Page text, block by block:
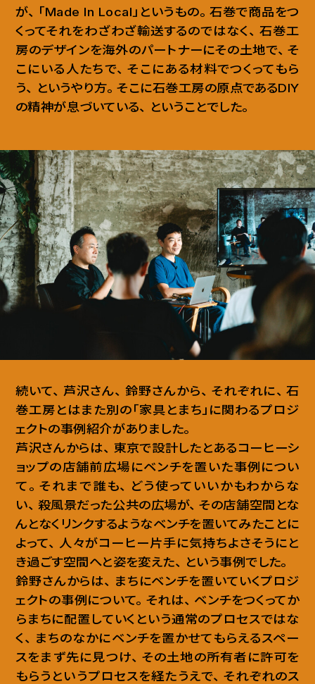
が、 「Made In Local」というもの。 石巻で商品をつ
くってそれをわざわざ輸送するのではなく 、 石巻工
房のデザインを海外のパートナーにその土地で、 そ
こにいる人たちで、 そこにある材料でつくってもら
う、 というやり方。 そこに石巻工房の原点であるDIY
の精神が息づいている、 ということでした。
続いて、 芦沢さん、 鈴野さんから、 それぞれに、 石
巻工房とはまた別の「家具とまち」に関わるプロジ
ェクトの事例紹介がありました。
芦沢さんからは、 東京で設計したとあるコーヒーシ
ョップの店舗前広場にベンチを置いた事例につい
て 。 それまで誰も、
どう使っていいかもわからな
い、 殺風景だった公共の広場が、 その店舗空間とな
んとなくリンクするようなベンチを置いてみたことに
よって、 人々がコーヒー片手に気持ちよさそうにと
き過ごす空間へと姿を変えた、 という事例でした。
鈴野さんからは、 まちにベンチを置いていくプロジ
ェクトの事例について。 それは、 ベンチをつくってか
らまちに配置していくという通常のプロセスではな
く 、 まちのなかにベンチを置かせてもらえるスペー
スをまず先に見つけ、 その土地の所有者に許可を
もらうというプロセスを経たうえで、 それぞれのス